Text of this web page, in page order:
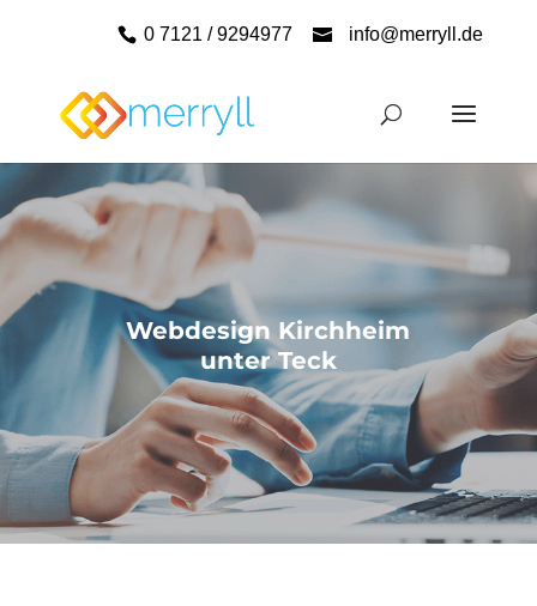
0 7121 / 9294977 info@merryll.de
Webdesign Kirchheim
unter Teck